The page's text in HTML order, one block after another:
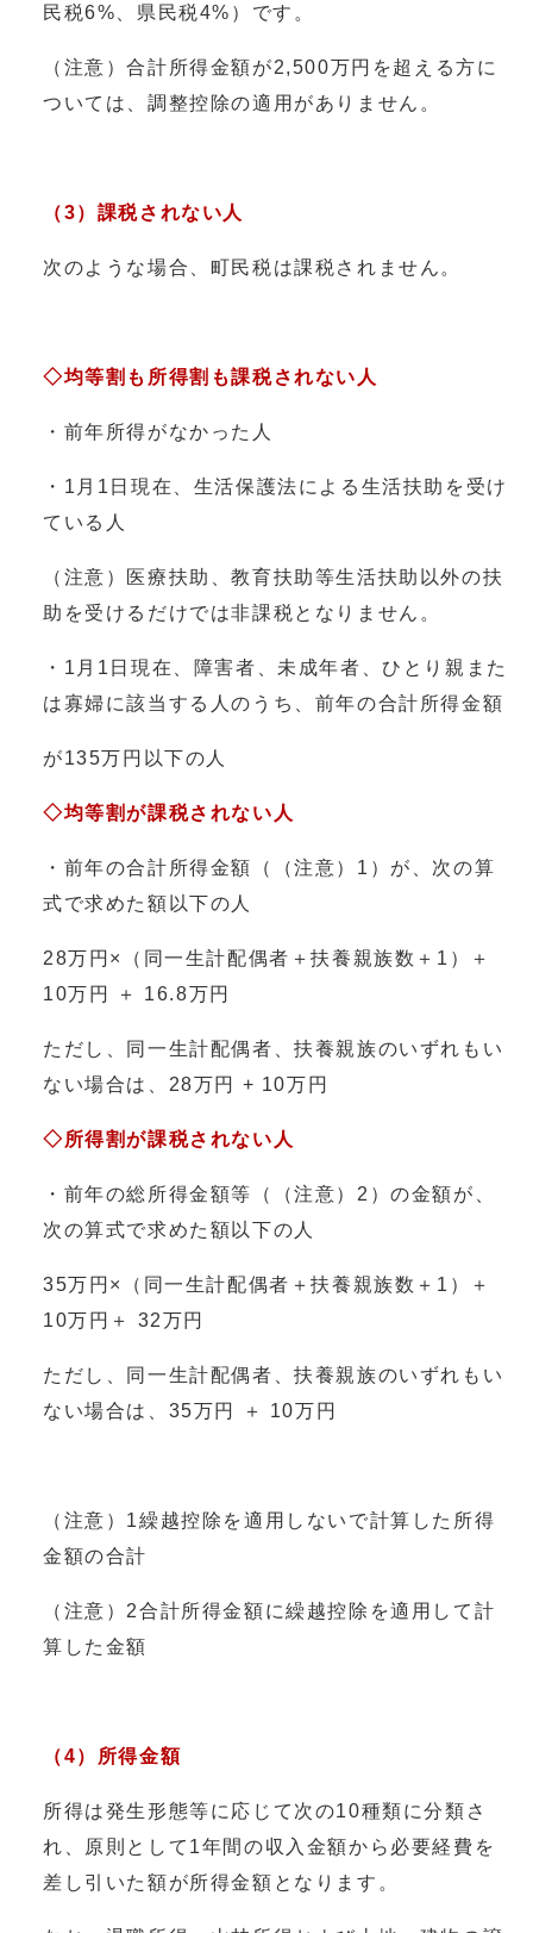
民税6%、県民税4%）です。
（注意）合計所得金額が2,500万円を超える方に
ついては、調整控除の適用がありません。
（3）課税されない人
次のような場合、町民税は課税されません。
◇均等割も所得割も課税されない人
・前年所得がなかった人
・1月1日現在、生活保護法による生活扶助を受け
ている人
（注意）医療扶助、教育扶助等生活扶助以外の扶
助を受けるだけでは非課税となりません。
・1月1日現在、障害者、未成年者、ひとり親また
は寡婦に該当する人のうち、前年の合計所得金額
が135万円以下の人
◇均等割が課税されない人
・前年の合計所得金額（（注意）1）が、次の算
式で求めた額以下の人
28万円×（同一生計配偶者＋扶養親族数＋1）＋
10万円 ＋ 16.8万円
ただし、同一生計配偶者、扶養親族のいずれもい
ない場合は、28万円 + 10万円
◇所得割が課税されない人
・前年の総所得金額等（（注意）2）の金額が、
次の算式で求めた額以下の人
35万円×（同一生計配偶者＋扶養親族数＋1）＋
10万円＋ 32万円
ただし、同一生計配偶者、扶養親族のいずれもい
ない場合は、35万円 ＋ 10万円
（注意）1繰越控除を適用しないで計算した所得
金額の合計
（注意）2合計所得金額に繰越控除を適用して計
算した金額
（4）所得金額
所得は発生形態等に応じて次の10種類に分類さ
れ、原則として1年間の収入金額から必要経費を
差し引いた額が所得金額となります。